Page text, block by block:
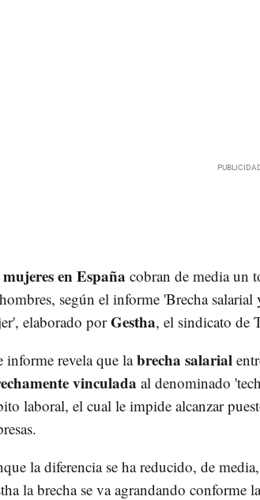
mujeres en España cobran de media un
según el informe 'Brecha
elaborado porGestha, el sindicato de
informe revela que labrecha salarial
vinculada al denominado
laboral, el cual le impide alcanzar
la diferencia se ha reducido, de
la brecha se va agrandando conforme